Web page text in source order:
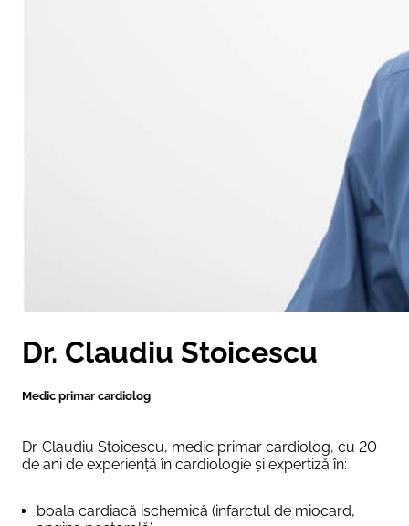
Dr. Claudiu Stoicescu
Medic primar cardiolog
Dr. Claudiu Stoicescu, medic primar cardiolog, cu 20
de ani de experiență în cardiologie și expertiză în:
boala cardiacă ischemică (infarctul de miocard,